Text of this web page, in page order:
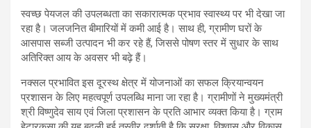
स्वच्छ पेयजल की उपलब्धता का सकारात्मक प्रभाव स्वास्थ्य पर भी देखा जा
रहा है। जलजनित बीमारियों में कमी आई है। साथ ही, ग्रामीण घरों के
आसपास सब्जी उत्पादन भी कर रहे हैं, जिससे पोषण स्तर में सुधार के साथ
अतिरिक्त आय के अवसर भी बढ़े हैं।
नक्सल प्रभावित इस दूरस्थ क्षेत्र में योजनाओं का सफल क्रियान्वयन
प्रशासन के लिए महत्वपूर्ण उपलब्धि माना जा रहा है। ग्रामीणों ने मुख्यमंत्री
श्री विष्णुदेव साय एवं जिला प्रशासन के प्रति आभार व्यक्त किया है। ग्राम